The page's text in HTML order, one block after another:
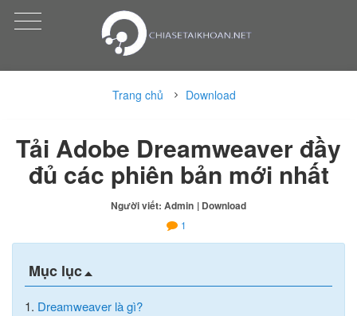
Trang chủ Download
Tải Adobe Dreamweaver đầy
đủ các phiên bản mới nhất
Người viết: Admin | Download
1
Mục lục
1. Dreamweaver là gì?